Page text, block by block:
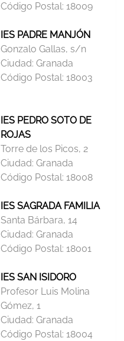
Código Postal: 18009
IES PADRE MANJÓN
Gonzalo Gallas, s/n
Ciudad: Granada
Código Postal: 18003
IES PEDRO SOTO DE
ROJAS
Torre de los Picos, 2
Ciudad: Granada
Código Postal: 18008
IES SAGRADA FAMILIA
Santa Bárbara, 14
Ciudad: Granada
Código Postal: 18001
IES SAN ISIDORO
Profesor Luis Molina
Gómez, 1
Ciudad: Granada
Código Postal: 18004